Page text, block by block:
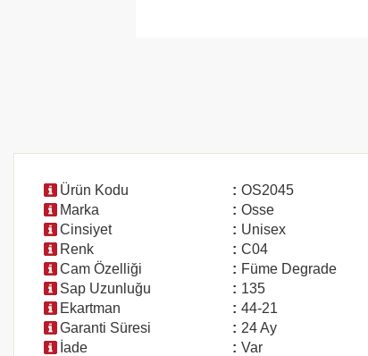
Ürün Kodu : OS2045
Marka
: Osse
Cinsiyet
: Unisex
Renk
: C04
Cam Özelliği
: Füme Degrade
Sap Uzunluğu
: 135
Ekartman
: 44-21
Garanti Süresi
: 24 Ay
İade
: Var